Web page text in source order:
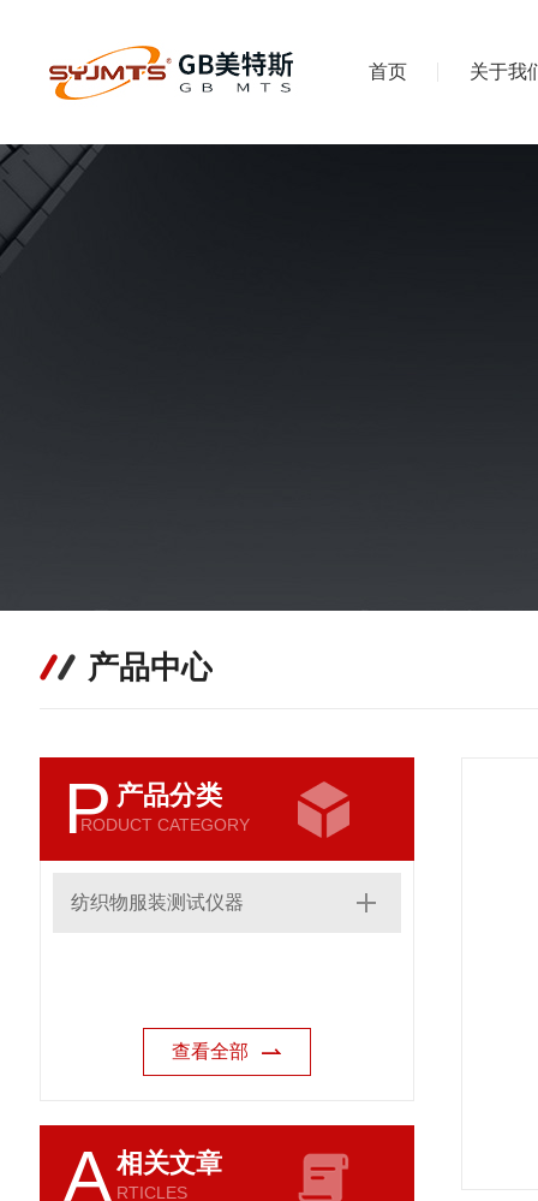
首页 关于我
产品中心
P 产品分类
RODUCT CATEGORY
纺织物服装测试仪器
查看全部
A相关文章
RTICLES